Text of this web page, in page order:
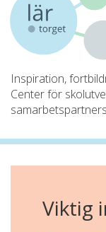
Inspiration,
Center för
samarbetspartners
Viktig